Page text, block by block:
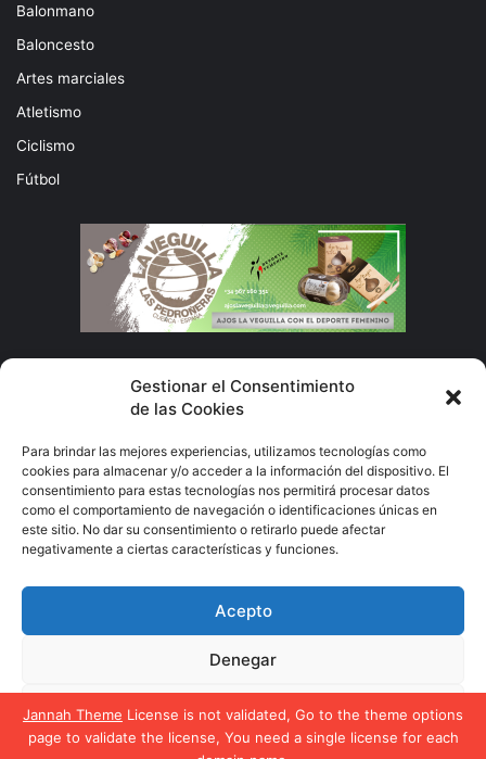
Gestionar el Consentimiento
de las Cookies
Para brindar las mejores experiencias, utilizamos tecnologías como
cookies para almacenar y/o acceder a la información del dispositivo. El
consentimiento para estas tecnologías nos permitirá procesar datos
como el comportamiento de navegación o identificaciones únicas en
este sitio. No dar su consentimiento o retirarlo puede afectar
negativamente a ciertas características y funciones.
Acepto
Denegar
Ver preferencias
Política de cookiesPolítica de privacidad
Jannah Theme License is not validated, Go to the theme options
page to validate the license, You need a single license for each
Balonmano
Baloncesto
Artes marciales
Atletismo
Ciclismo
Fútbol
tu
electrónico
El Deporte Femenino
Política de privacidad
Política de cookies
Facebook
X YouTubeInstagram